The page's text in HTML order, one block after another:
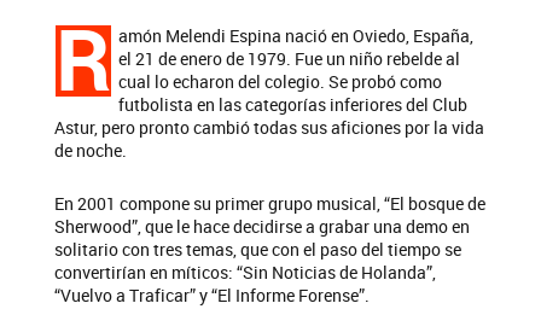
R amón Melendi Espina nació en Oviedo, España,
el 21 de enero de 1979. Fue un niño rebelde al
cual lo echaron del colegio. Se probó como
futbolista en las categorías inferiores del Club
Astur, pero pronto cambió todas sus aficiones por la vida
de noche.
En 2001 compone su primer grupo musical, “El bosque de
Sherwood”, que le hace decidirse a grabar una demo en
solitario con tres temas, que con el paso del tiempo se
convertirían en míticos: “Sin Noticias de Holanda”,
“Vuelvo a Traficar” y “El Informe Forense”.